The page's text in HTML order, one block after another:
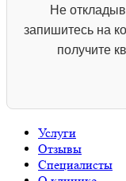
Не
запишитесь на
получите
Услуги
Отзывы
Специалисты